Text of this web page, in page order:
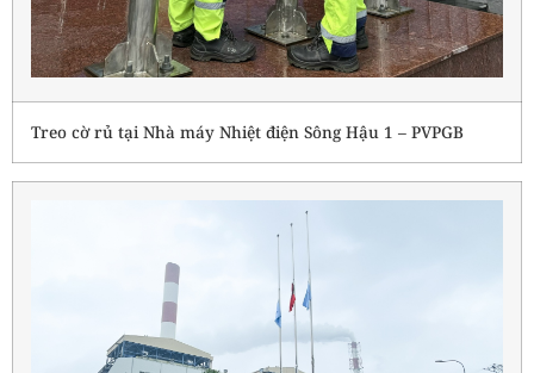
Treo cờ rủ tại Nhà máy Nhiệt điện Sông Hậu 1 – PVPGB